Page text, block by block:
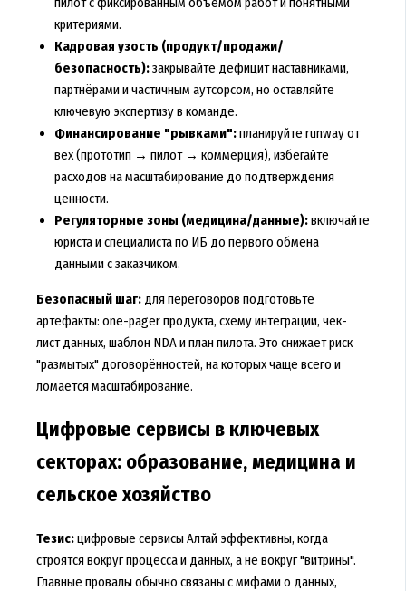
критериями.
Кадровая узость (продукт/продажи/
безопасность):закрывайте дефицит наставниками,
партнёрами и частичным аутсорсом, но оставляйте
ключевую экспертизу в команде.
Финансирование "рывками":планируйте runway от
вех (прототип → пилот → коммерция), избегайте
расходов на масштабирование до подтверждения
ценности.
Регуляторные зоны (медицина/данные):включайте
юриста и специалиста по ИБ до первого обмена
данными с заказчиком.
Безопасный шаг:для переговоров подготовьте
артефакты: one-pager продукта, схему интеграции, чек-
лист данных, шаблон NDA и план пилота. Это снижает риск
"размытых" договорённостей, на которых чаще всего и
ломается масштабирование.
Цифровые сервисы в ключевых
секторах: образование, медицина и
сельское хозяйство
Тезис:цифровые сервисы Алтай эффективны, когда
строятся вокруг процесса и данных, а не вокруг "витрины".
Главные провалы обычно связаны с мифами о данных,